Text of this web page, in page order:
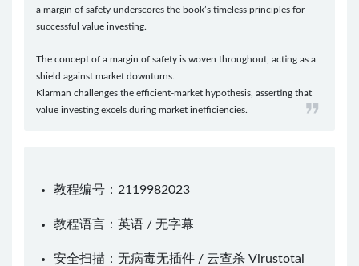
a margin of safety underscores the book’s timeless principles for
successful value investing.
The concept of a margin of safety is woven throughout, acting as a
shield against market downturns.
Klarman challenges the efficient-market hypothesis, asserting that
value investing excels during market inefficiencies.
教程编号：2119982023
教程语言：英语 / 无字幕
安全扫描：无病毒无插件 / 云查杀 Virustotal